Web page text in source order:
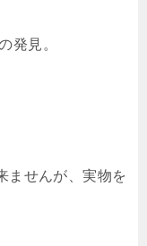
発見。
ませんが、実物を